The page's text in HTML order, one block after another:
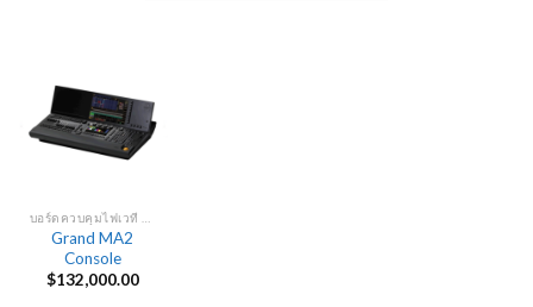
Grand MA2
Console
$132,000.00